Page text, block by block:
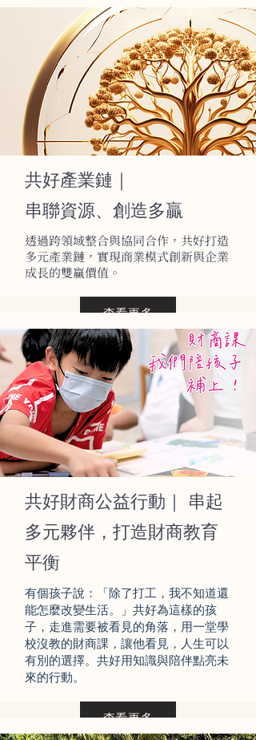
共好產業鏈｜
串聯資源、創造多贏
透過跨領域整合與協同合作，共好打造
多元產業鏈，實現商業模式創新與企業
成長的雙贏價值。
查看更多
共好財商公益行動｜ 串起
多元夥伴，打造財商教育
平衡
有個孩子說：「除了打工，我不知道還
能怎麼改變生活。」共好為這樣的孩
子，走進需要被看見的角落，用一堂學
校沒教的財商課，讓他看見，人生可以
有別的選擇。共好用知識與陪伴點亮未
來的行動。
查看更多